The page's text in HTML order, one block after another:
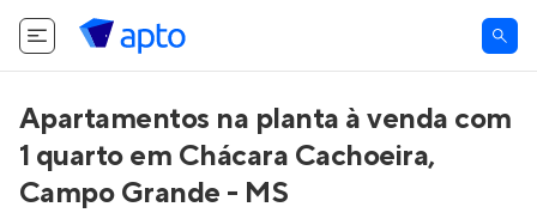
Apartamentos na planta à venda com
1 quarto em Chácara Cachoeira,
Campo Grande - MS